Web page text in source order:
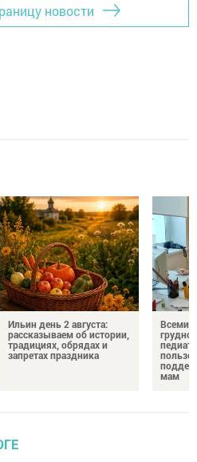
новости
Ильин день 2 августа:
рассказываем об истории,
традициях, обрядах и
запретах праздника
пользе
мам